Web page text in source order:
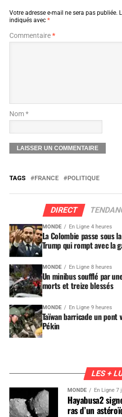
Votre adresse e-mail ne sera pas publiée.
indiqués avec *
Commentaire*
Nom *
TAGS FRANCE POLITIQUE
DIRECT
MONDE En Ligne 4 heures
La Colombie passe sous
Trump qui rompt avec la
MONDE En Ligne 8 heures
Un minibus soufflé par
morts et treize blessés
MONDE En Ligne 9 heures
Taïwan barricade un pont
Pékin
LES +
MONDE En Ligne 7
Hayabusa2
ras d’un